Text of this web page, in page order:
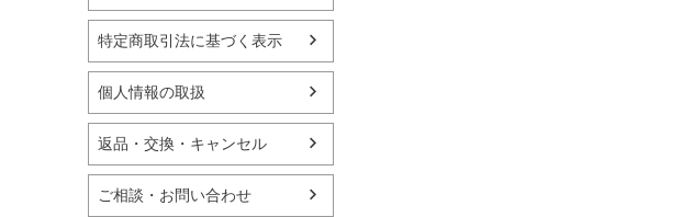
特定商取引法に基づく表示
個人情報の取扱
返品・交換・キャンセル
ご相談・お問い合わせ